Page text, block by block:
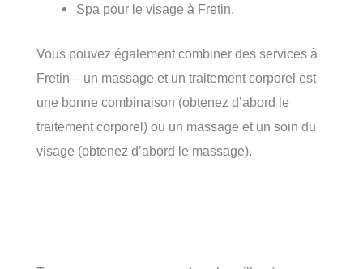
Spa pour le visage à Fretin.
Vous pouvez également combiner des services à
Fretin – un massage et un traitement corporel est
une bonne combinaison (obtenez d’abord le
traitement corporel) ou un massage et un soin du
visage (obtenez d’abord le massage).